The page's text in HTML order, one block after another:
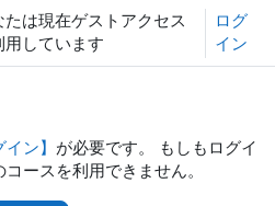
る
たは現在ゲストアクセス
用しています
ログ
イン
イン】 が必要です。 もしもログイ
ースを利用できません。